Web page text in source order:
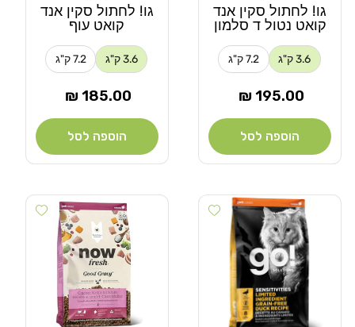
גו! לחתול סקין אנד
קואט נטול ד סלמון
3.6 ק"ג 7.2 ק"ג
מחיר
195.00 ₪
הוספה לסל
גו! לחתול סקין אנד
קואט עוף
3.6 ק"ג 7.2 ק"ג
מחיר
185.00 ₪
הוספה לסל
Add wishlist
wishlist